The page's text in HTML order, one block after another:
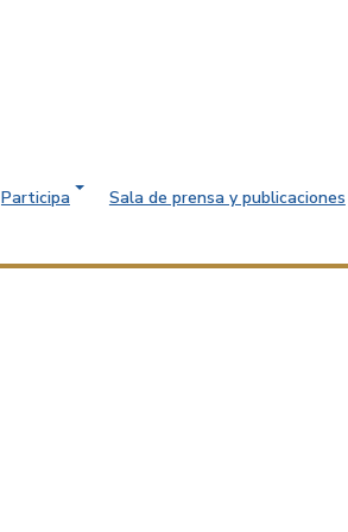
Participa Sala de prensa y publicaciones